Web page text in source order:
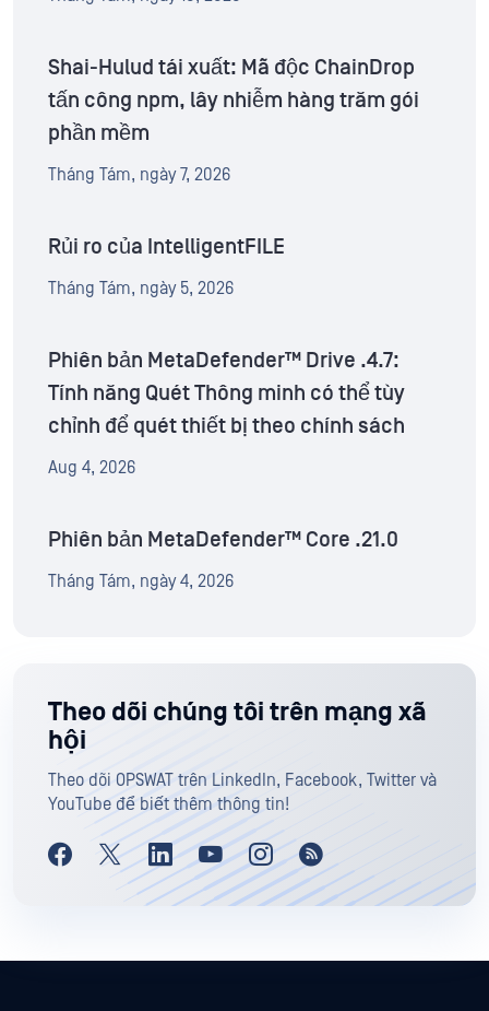
Shai-Hulud tái xuất: Mã độc ChainDrop
tấn công npm, lây nhiễm hàng trăm gói
phần mềm
Tháng Tám, ngày 7, 2026
Rủi ro của IntelligentFILE
Tháng Tám, ngày 5, 2026
Phiên bản MetaDefender™ Drive .4.7:
Tính năng Quét Thông minh có thể tùy
chỉnh để quét thiết bị theo chính sách
Aug 4, 2026
Phiên bản MetaDefender™ Core .21.0
Tháng Tám, ngày 4, 2026
Theo dõi chúng tôi trên mạng xã
hội
Theo dõi OPSWAT trên LinkedIn, Facebook, Twitter và
YouTube để biết thêm thông tin!